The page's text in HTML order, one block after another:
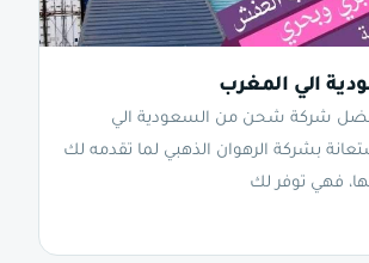
الي المغرب
شركة شحن من السعودية الي
بشركة الرهوان الذهبي لما تقدمه لك
فهي توفر لك